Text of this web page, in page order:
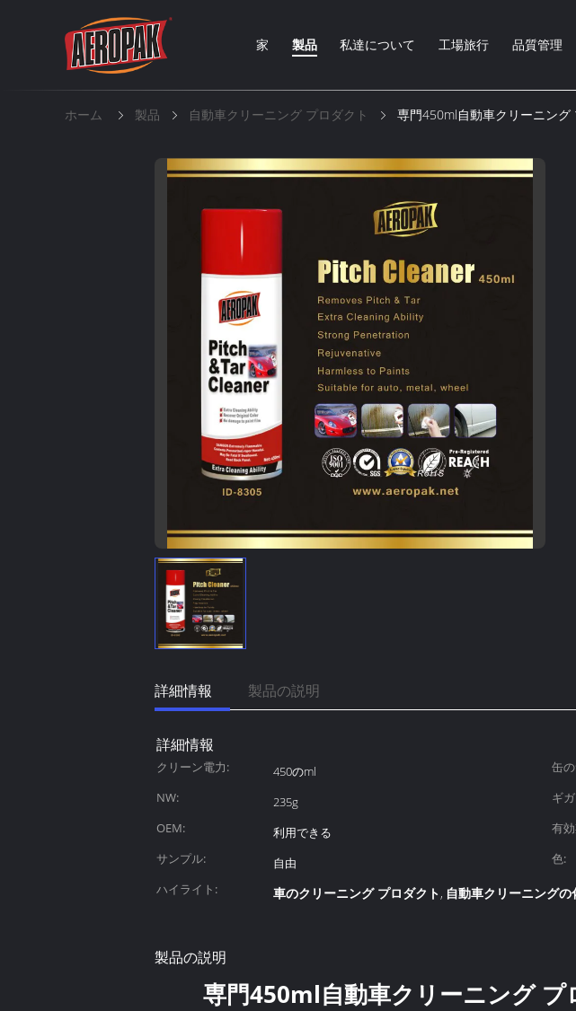
家 製品 私達について 工場旅行 品質管理
ホーム 製品 自動車クリーニング プロダクト 専門450ml自動車クリーニン
詳細情報 製品の説明
詳細情報
クリーン電力: 450のml 缶
NW:
235g ギ
OEM:
利用できる 有
サンプル:
自由 色:
ハイライト:
車のクリーニング プロダクト, 自動車クリーニングの
製品の説明
専門450ml自動車クリーニング